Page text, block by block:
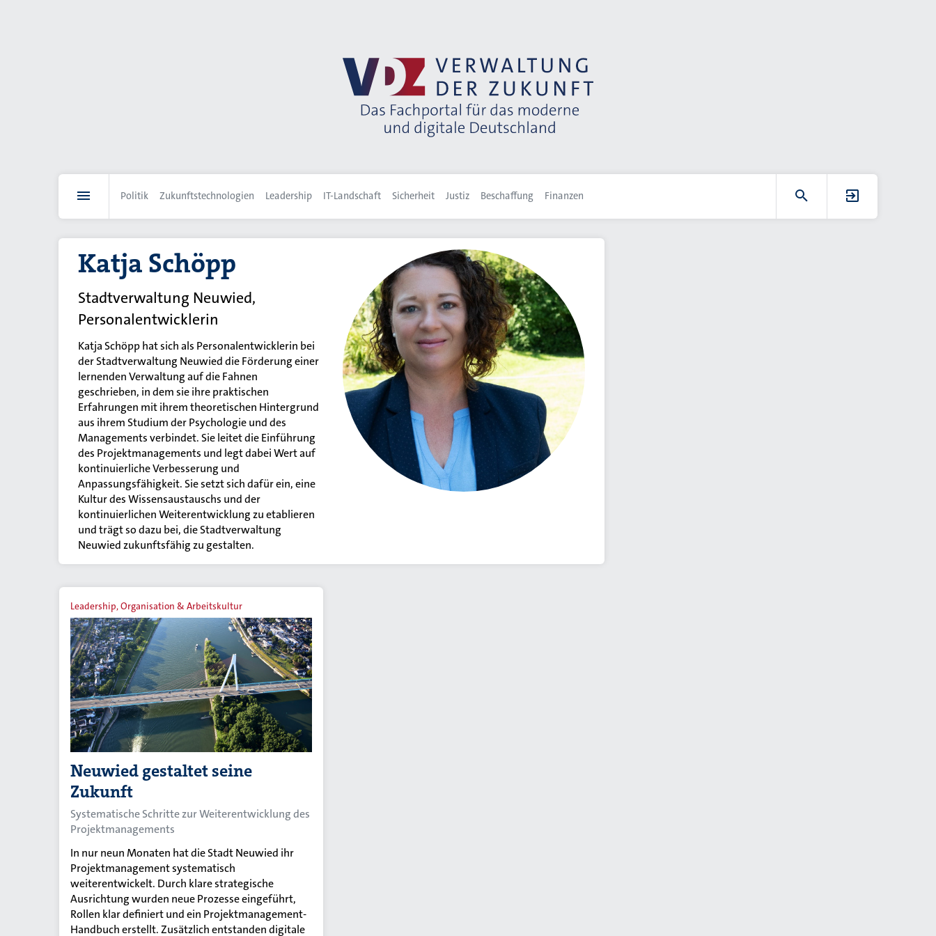
Politik Zukunftstechnologien Leadership IT-Landschaft Sicherheit Justiz Beschaffung Finanzen
Katja Schöpp
Stadtverwaltung Neuwied,
Personalentwicklerin
Katja Schöpp hat sich als Personalentwicklerin bei
der Stadtverwaltung Neuwied die Förderung einer
lernenden Verwaltung auf die Fahnen
geschrieben, in dem sie ihre praktischen
Erfahrungen mit ihrem theoretischen Hintergrund
aus ihrem Studium der Psychologie und des
Managements verbindet. Sie leitet die Einführung
des Projektmanagements und legt dabei Wert auf
kontinuierliche Verbesserung und
Anpassungsfähigkeit. Sie setzt sich dafür ein, eine
Kultur des Wissensaustauschs und der
kontinuierlichen Weiterentwicklung zu etablieren
und trägt so dazu bei, die Stadtverwaltung
Neuwied zukunftsfähig zu gestalten.
Leadership, Organisation & Arbeitskultur
Neuwied gestaltet seine
Zukunft
Systematische Schritte zur Weiterentwicklung des
Projektmanagements
In nur neun Monaten hat die Stadt Neuwied ihr
Projektmanagement systematisch
weiterentwickelt. Durch klare strategische
Ausrichtung wurden neue Prozesse eingeführt,
Rollen klar definiert und ein Projektmanagement-
Handbuch erstellt. Zusätzlich entstanden digitale